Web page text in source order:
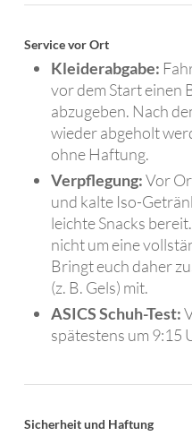
Service vor Ort
Kleiderabgabe:
vor dem Start einen
abzugeben. Nach
wieder abgeholt
ohne Haftung.
Verpflegung:Vor
und kalte Iso-
leichte Snacks
nicht um eine
Bringt euch daher
(z. B. Gels) mit.
ASICS Schuh-Test:
spätestens um 9:15
Sicherheit und Haftung